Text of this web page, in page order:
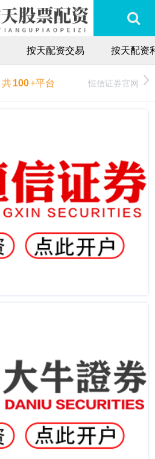
按天配资交易 按天配资
共100+平台 恒信证券官网